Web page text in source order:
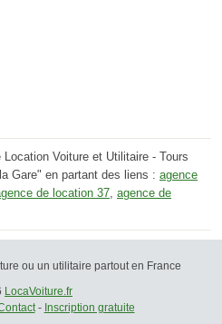
Voiture et Utilitaire - Tours
Gare" en partant des liens : agence
de location 37, agence de
ou un utilitaire partout en France
LocaVoiture.fr
- Inscription gratuite